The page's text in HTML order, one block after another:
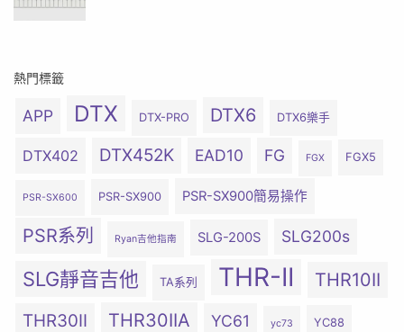
熱門標籤
APP DTX DTX-PRO DTX6 DTX6樂手
DTX402 DTX452K EAD10 FG FGX FGX5
PSR-SX600 PSR-SX900 PSR-SX900簡易操作
PSR系列 Ryan吉他指南 SLG-200S SLG200s
SLG靜音吉他 TA系列 THR-II THR10II
THR30II THR30IIA YC61 yc73 YC88